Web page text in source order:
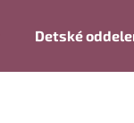
Detské